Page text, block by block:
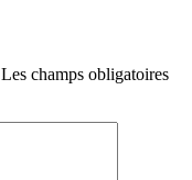
Les champs obligatoires